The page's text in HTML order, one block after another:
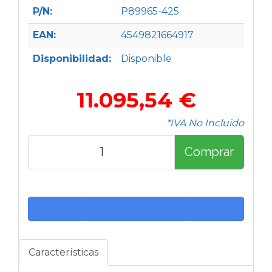
P/N: P89965-425
EAN: 4549821664917
Disponibilidad: Disponible
11.095,54 €
*IVA No Incluido
Comprar
Características